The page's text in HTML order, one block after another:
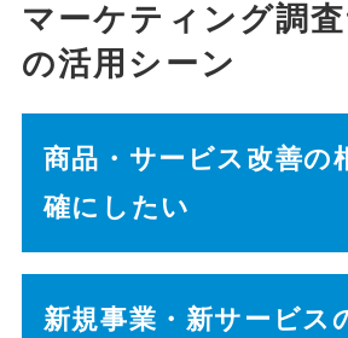
マーケティング調
の活用シーン
商品・サービス改善の
確にしたい
新規事業・新サービス